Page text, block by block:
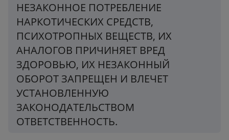
НЕЗАКОННОЕ ПОТРЕБЛЕНИЕ
НАРКОТИЧЕСКИХ СРЕДСТВ,
ПСИХОТРОПНЫХ ВЕЩЕСТВ, ИХ
АНАЛОГОВ ПРИЧИНЯЕТ ВРЕД
ЗДОРОВЬЮ, ИХ НЕЗАКОННЫЙ
ОБОРОТ ЗАПРЕЩЕН И ВЛЕЧЕТ
УСТАНОВЛЕННУЮ
ЗАКОНОДАТЕЛЬСТВОМ
ОТВЕТСТВЕННОСТЬ.